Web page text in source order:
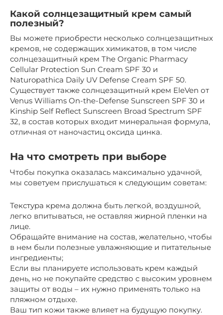
Какой солнцезащитный крем самый
полезный?
Вы можете приобрести несколько солнцезащитных
кремов, не содержащих химикатов, в том числе
солнцезащитный крем The Organic Pharmacy
Cellular Protection Sun Cream SPF 30 и
Naturopathica Daily UV Defense Cream SPF 50.
Существует также солнцезащитный крем EleVen от
Venus Williams On-the-Defense Sunscreen SPF 30 и
Kinship Self Reflect Sunscreen Broad Spectrum SPF
32, в состав которых входит минеральная формула,
отличная от наночастиц оксида цинка.
На что смотреть при выборе
Чтобы покупка оказалась максимально удачной,
мы советуем прислушаться к следующим советам:
Текстура крема должна быть легкой, воздушной,
легко впитываться, не оставляя жирной пленки на
лице.
Обращайте внимание на состав, желательно, чтобы
в нем были полезные увлажняющие и питательные
ингредиенты;
Если вы планируете использовать крем каждый
день, но не покупайте средство с высоким уровнем
защиты от воды – их нужно применять только на
пляжном отдыхе.
Ваш тип кожи также влияет на будущую покупку.